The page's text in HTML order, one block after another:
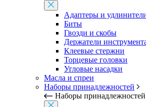
Адаптеры и
Биты
Гвозди и скобы
Держатели
Клеевые стержни
Торцевые головки
Угловые насадки
Масла и спреи
Наборы принадлежностей
Наборы принадлежностей